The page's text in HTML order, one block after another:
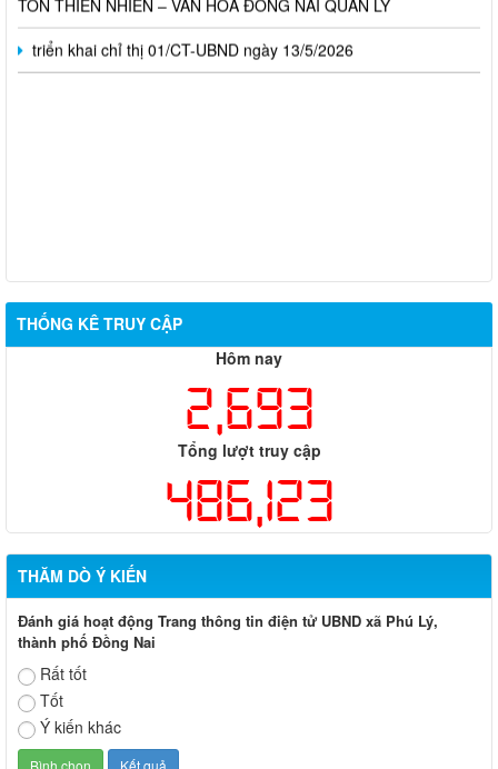
triển khai chỉ thị 01/CT-UBND ngày 13/5/2026
THỐNG KÊ TRUY CẬP
Hôm nay
2,693
Tổng lượt truy cập
486,123
THĂM DÒ Ý KIẾN
Đánh giá hoạt động Trang thông tin điện tử UBND xã Phú Lý,
thành phố Đồng Nai
Rất tốt
Tốt
Ý kiến khác